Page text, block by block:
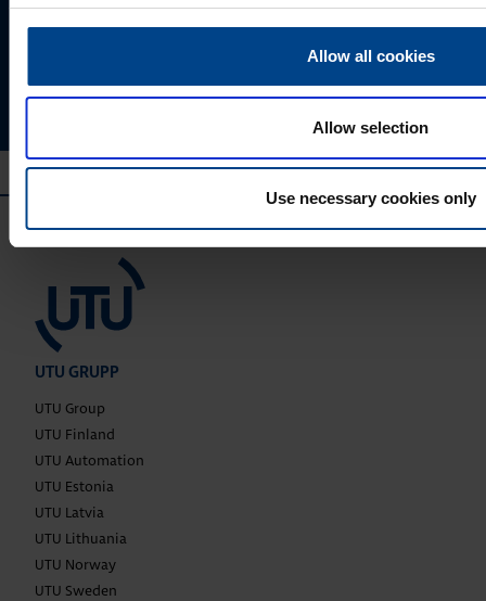
Allow all cookies
Allow selection
Use necessary cookies only
UTU GRUPP
UTU Group
UTU Finland
UTU Automation
UTU Estonia
UTU Latvia
UTU Lithuania
UTU Norway
UTU Sweden